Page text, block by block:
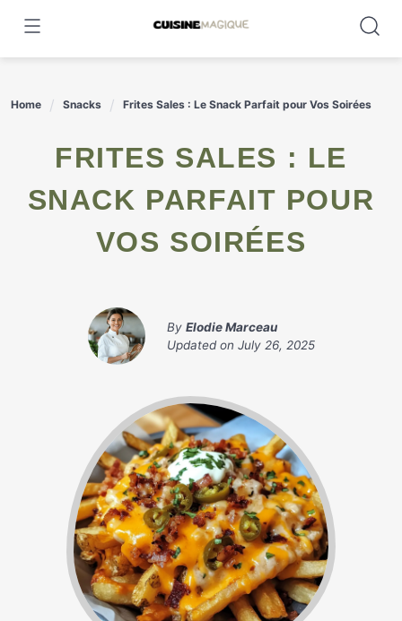
content
Home Snacks Frites Sales : Le Snack Parfait pour Vos Soirées
FRITES SALES : LE
SNACK PARFAIT POUR
VOS SOIRÉES
By Elodie Marceau
Updated on July 26, 2025